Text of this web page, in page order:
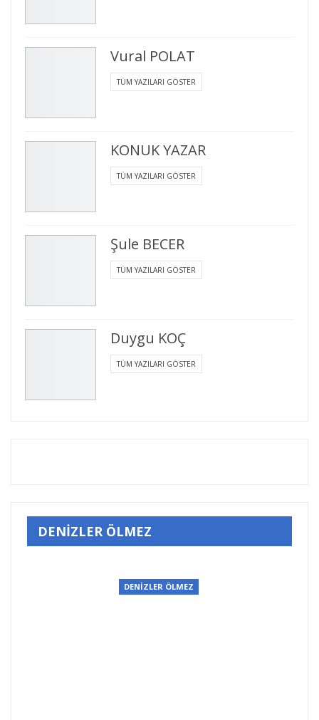
Vural POLAT
TÜM YAZILARI GÖSTER
KONUK YAZAR
TÜM YAZILARI GÖSTER
Şule BECER
TÜM YAZILARI GÖSTER
Duygu KOÇ
TÜM YAZILARI GÖSTER
DENİZLER ÖLMEZ
DENİZLER ÖLMEZ